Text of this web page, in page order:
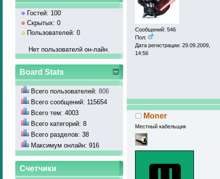
Гостей: 100
Скрытых: 0
Пользователей: 0
Нет пользователй он-лайн.
Board Stats
Всего пользователей: 806
Всего сообщений: 115654
Всего тем: 4003
Всего категорий: 8
Всего разделов: 38
Максимум онлайн: 916
Счетчики
Сообщений: 546
Пол:
Дата регистрации: 29.09.2009,
14:56
Moner
Местный кабельщик